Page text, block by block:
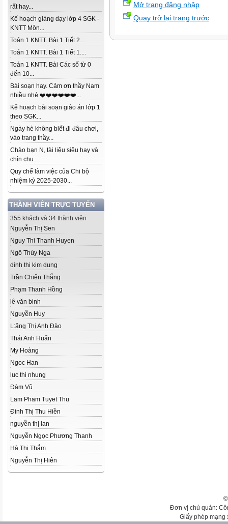
rất hay...
Kế hoạch giảng dạy lớp 4 SGK -
KNTT Môn...
Toán 1 KNTT. Bài 1 Tiết 2....
Toán 1 KNTT. Bài 1 Tiết 1....
Toán 1 KNTT. Bài Các số từ 0
đến 10...
Bài soạn hay. Cảm ơn thầy Nam
nhiều nhé ❤️❤️❤️❤️❤️❤️...
Kế hoạch bài soạn giáo án lớp 1
theo SGK...
Ngày hè không biết đi đâu chơi,
vào trang thầy...
Chào bạn N, tài liệu siêu hay và
chỉn chu...
Quy chế làm việc của Chi bộ
nhiệm kỳ 2025-2030...
THÀNH VIÊN TRỰC TUYẾN
355 khách và 34 thành viên
Nguyễn Thị Sen
Nguy Thi Thanh Huyen
Ngô Thúy Nga
dinh thi kim dung
Trần Chiến Thắng
Phạm Thanh Hồng
lê văn binh
Nguyễn Huy
L:ăng Thị Anh Đào
Thái Anh Huấn
My Hoàng
Ngoc Han
luc thi nhung
Đàm Vũ
Lam Pham Tuyet Thu
Đinh Thị Thu Hiền
nguyễn thị lan
Nguyễn Ngọc Phương Thanh
Hà Thị Thắm
Nguyễn Thị Hiên
Mở trang đăng nhập
Quay trở lại trang trước
Đơn vị chủ quản:
Giấy phép mạng